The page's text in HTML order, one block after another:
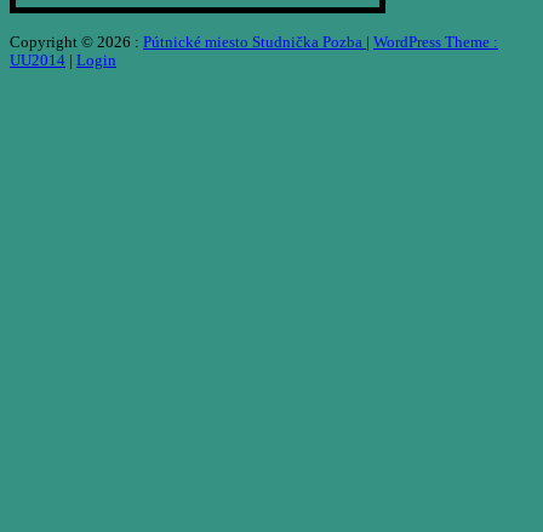
Copyright © 2026 : Pútnické miesto Studnička Pozba | WordPress Theme :
UU2014 | Login